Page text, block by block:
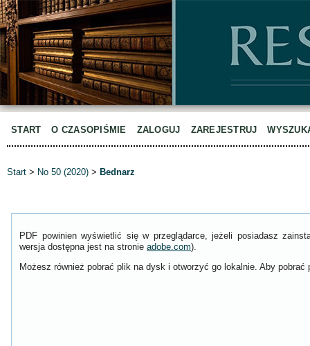
START O CZASOPIŚMIE ZALOGUJ ZAREJESTRUJ
Start > No 50 (2020) > Bednarz
PDF powinien wyświetlić się w przeglądarce, jeżeli posiadasz
wersja dostępna jest na stronie adobe.com).
Możesz również pobrać plik na dysk i otworzyć go lokalnie. Aby